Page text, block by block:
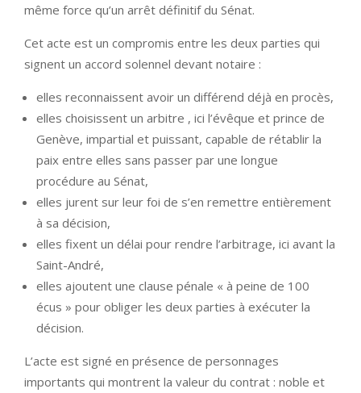
même force qu’un arrêt définitif du Sénat.
Cet acte est un compromis entre les deux parties qui
signent un accord solennel devant notaire :
elles reconnaissent avoir un différend déjà en procès,
elles choisissent un arbitre , ici l’évêque et prince de
Genève, impartial et puissant, capable de rétablir la
paix entre elles sans passer par une longue
procédure au Sénat,
elles jurent sur leur foi de s’en remettre entièrement
à sa décision,
elles fixent un délai pour rendre l’arbitrage, ici avant la
Saint-André,
elles ajoutent une clause pénale « à peine de 100
écus » pour obliger les deux parties à exécuter la
décision.
L’acte est signé en présence de personnages
importants qui montrent la valeur du contrat : noble et